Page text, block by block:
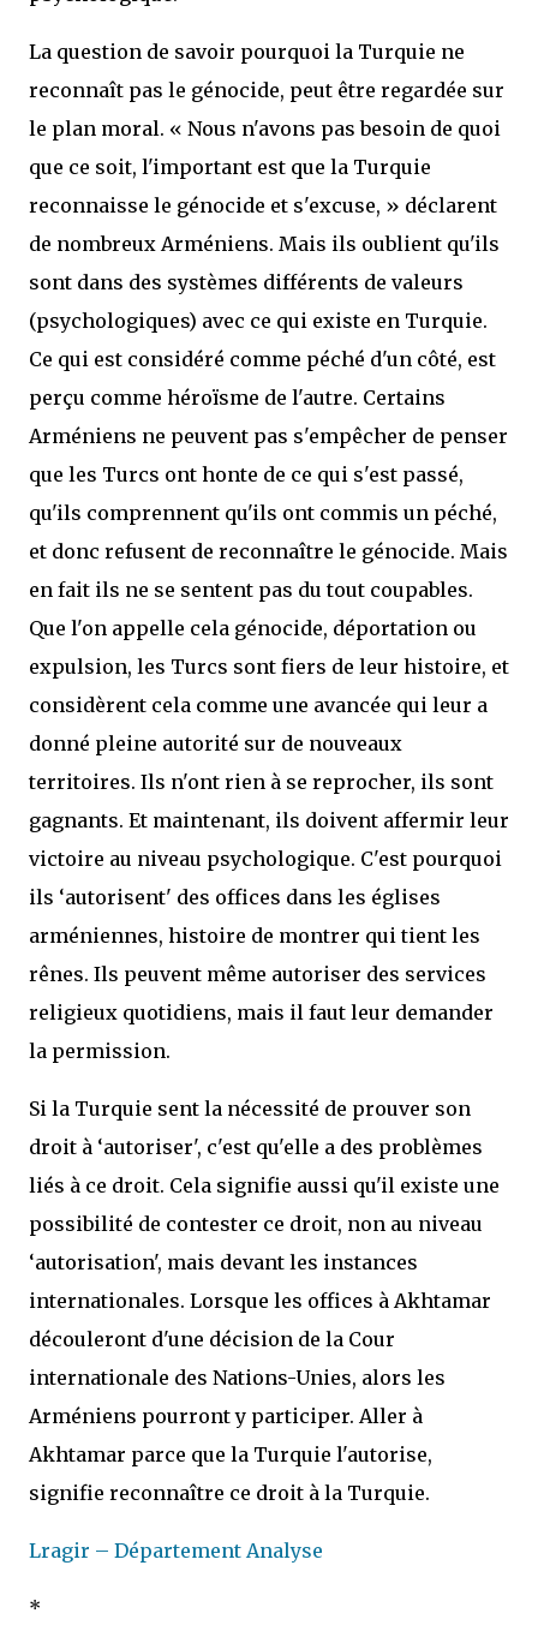
La question de savoir pourquoi la Turquie ne
reconnaît pas le génocide, peut être regardée sur
le plan moral. « Nous n'avons pas besoin de quoi
que ce soit, l'important est que la Turquie
reconnaisse le génocide et s'excuse, » déclarent
de nombreux Arméniens. Mais ils oublient qu'ils
sont dans des systèmes différents de valeurs
(psychologiques) avec ce qui existe en Turquie.
Ce qui est considéré comme péché d'un côté, est
perçu comme héroïsme de l'autre. Certains
Arméniens ne peuvent pas s'empêcher de penser
que les Turcs ont honte de ce qui s'est passé,
qu'ils comprennent qu'ils ont commis un péché,
et donc refusent de reconnaître le génocide. Mais
en fait ils ne se sentent pas du tout coupables.
Que l'on appelle cela génocide, déportation ou
expulsion, les Turcs sont fiers de leur histoire, et
considèrent cela comme une avancée qui leur a
donné pleine autorité sur de nouveaux
territoires. Ils n'ont rien à se reprocher, ils sont
gagnants. Et maintenant, ils doivent affermir leur
victoire au niveau psychologique. C'est pourquoi
ils ‘autorisent' des offices dans les églises
arméniennes, histoire de montrer qui tient les
rênes. Ils peuvent même autoriser des services
religieux quotidiens, mais il faut leur demander
la permission.
Si la Turquie sent la nécessité de prouver son
droit à ‘autoriser', c'est qu'elle a des problèmes
liés à ce droit. Cela signifie aussi qu'il existe une
possibilité de contester ce droit, non au niveau
‘autorisation', mais devant les instances
internationales. Lorsque les offices à Akhtamar
découleront d'une décision de la Cour
internationale des Nations-Unies, alors les
Arméniens pourront y participer. Aller à
Akhtamar parce que la Turquie l'autorise,
signifie reconnaître ce droit à la Turquie.
Lragir – Département Analyse
*